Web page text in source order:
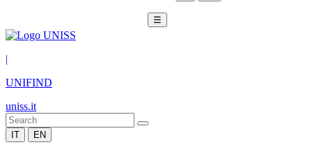
☰
|
UNIFIND
uniss.it
IT EN